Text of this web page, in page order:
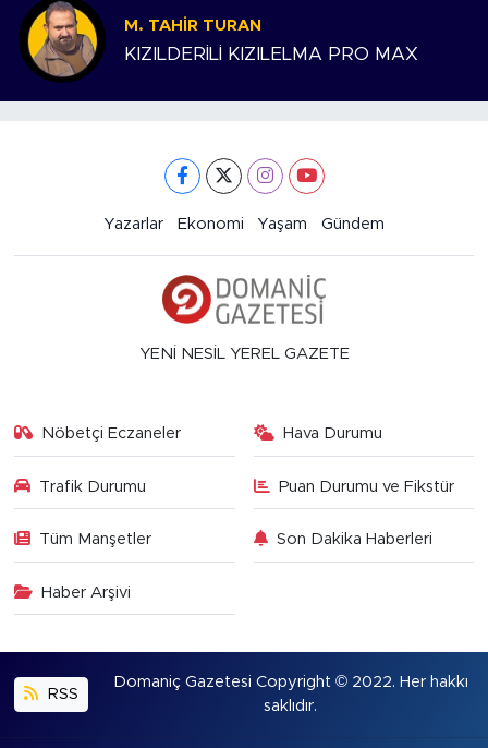
M. TAHIR TURAN
KIZILDERİLİ KIZILELMA PRO MAX
Yazarlar Ekonomi Yaşam Gündem
YENİ NESİL YEREL GAZETE
Nöbetçi Eczaneler Hava Durumu
Trafik Durumu Puan Durumu ve Fikstür
Tüm Manşetler Son Dakika Haberleri
Haber Arşivi
RSS
Domaniç Gazetesi Copyright © 2022. Her hakkı
saklıdır.